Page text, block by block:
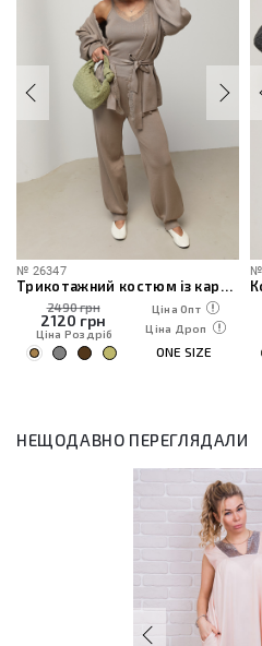
№ 26347
Трикотажний костюм із кардиганом, топом та штанами
2490 грн
2120 грн
Ціна Роздріб
Ціна Опт
Ціна Дроп
ONE SIZE
№
НЕЩОДАВНО ПЕРЕГЛЯДАЛИ